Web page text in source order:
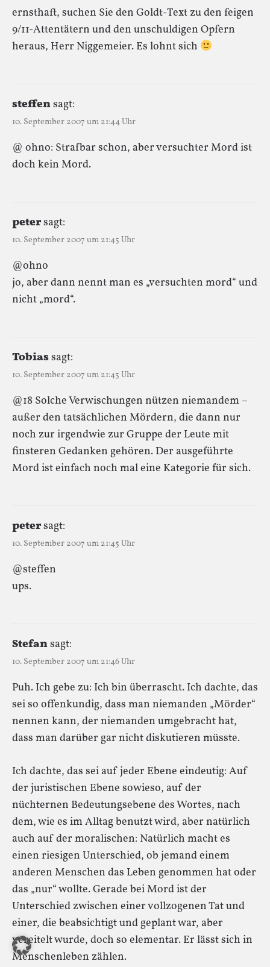
ernsthaft, suchen Sie den Goldt-Text zu den feigen
9/11-Attentätern und den unschuldigen Opfern
heraus, Herr Niggemeier. Es lohnt sich
steffensagt:
10. September 2007 um 21:44 Uhr
@ ohno: Strafbar schon, aber versuchter Mord ist
doch kein Mord.
petersagt:
10. September 2007 um 21:45 Uhr
@ohno
jo, aber dann nennt man es „versuchten mord“ und
nicht „mord“.
Tobiassagt:
10. September 2007 um 21:45 Uhr
@18 Solche Verwischungen nützen niemandem –
außer den tatsächlichen Mördern, die dann nur
noch zur irgendwie zur Gruppe der Leute mit
finsteren Gedanken gehören. Der ausgeführte
Mord ist einfach noch mal eine Kategorie für sich.
petersagt:
10. September 2007 um 21:45 Uhr
@steffen
ups.
Stefansagt:
10. September 2007 um 21:46 Uhr
Puh. Ich gebe zu: Ich bin überrascht. Ich dachte, das
sei so offenkundig, dass man niemanden „Mörder“
nennen kann, der niemanden umgebracht hat,
dass man darüber gar nicht diskutieren müsste.
Ich dachte, das sei auf jeder Ebene eindeutig: Auf
der juristischen Ebene sowieso, auf der
nüchternen Bedeutungsebene des Wortes, nach
dem, wie es im Alltag benutzt wird, aber natürlich
auch auf der moralischen: Natürlich macht es
einen riesigen Unterschied, ob jemand einem
anderen Menschen das Leben genommen hat oder
das „nur“ wollte. Gerade bei Mord ist der
Unterschied zwischen einer vollzogenen Tat und
einer, die beabsichtigt und geplant war, aber
vereitelt wurde, doch so elementar. Er lässt sich in
Menschenleben zählen.